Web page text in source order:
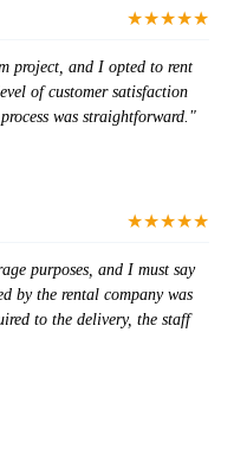
★★★★★
project, and I opted to rent
of customer satisfaction
was straightforward."
★★★★★
purposes, and I must say
by the rental company was
to the delivery, the staff